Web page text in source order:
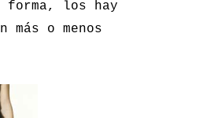
forma, los hay
más o menos